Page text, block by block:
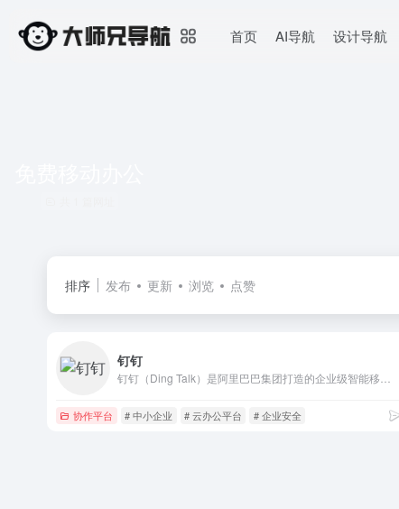
首页 AI导航 设计导航
排序 发布 更新 浏览 点赞
钉钉
协作平台 # 中小企业 # 云办公平台 # 企业安全